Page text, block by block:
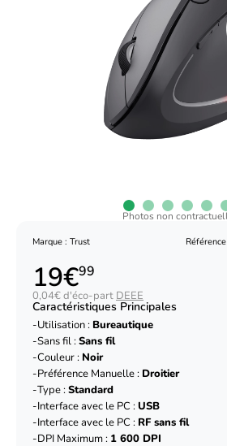
Photos non
Marque : Trust
19€99
0,04€ d'éco-part DEEE
Caractéristiques Principales
Utilisation : Bureautique
Sans fil :Sans fil
Couleur : Noir
Préférence Manuelle : Droitier
Type :Standard
Interface avec le PC :USB
Interface avec le PC : RF sans fil
DPI Maximum : 1 600 DPI